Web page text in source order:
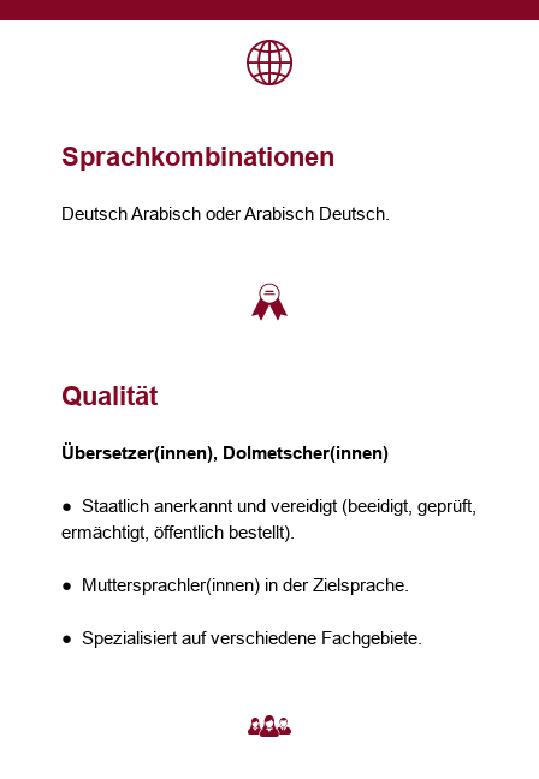
Sprachkombinationen
Deutsch Arabisch oder Arabisch Deutsch.
Qualität
Übersetzer(innen), Dolmetscher(innen)
● Staatlich anerkannt und vereidigt (beeidigt, geprüft,
ermächtigt, öffentlich bestellt).
● Muttersprachler(innen) in der Zielsprache.
● Spezialisiert auf verschiedene Fachgebiete.